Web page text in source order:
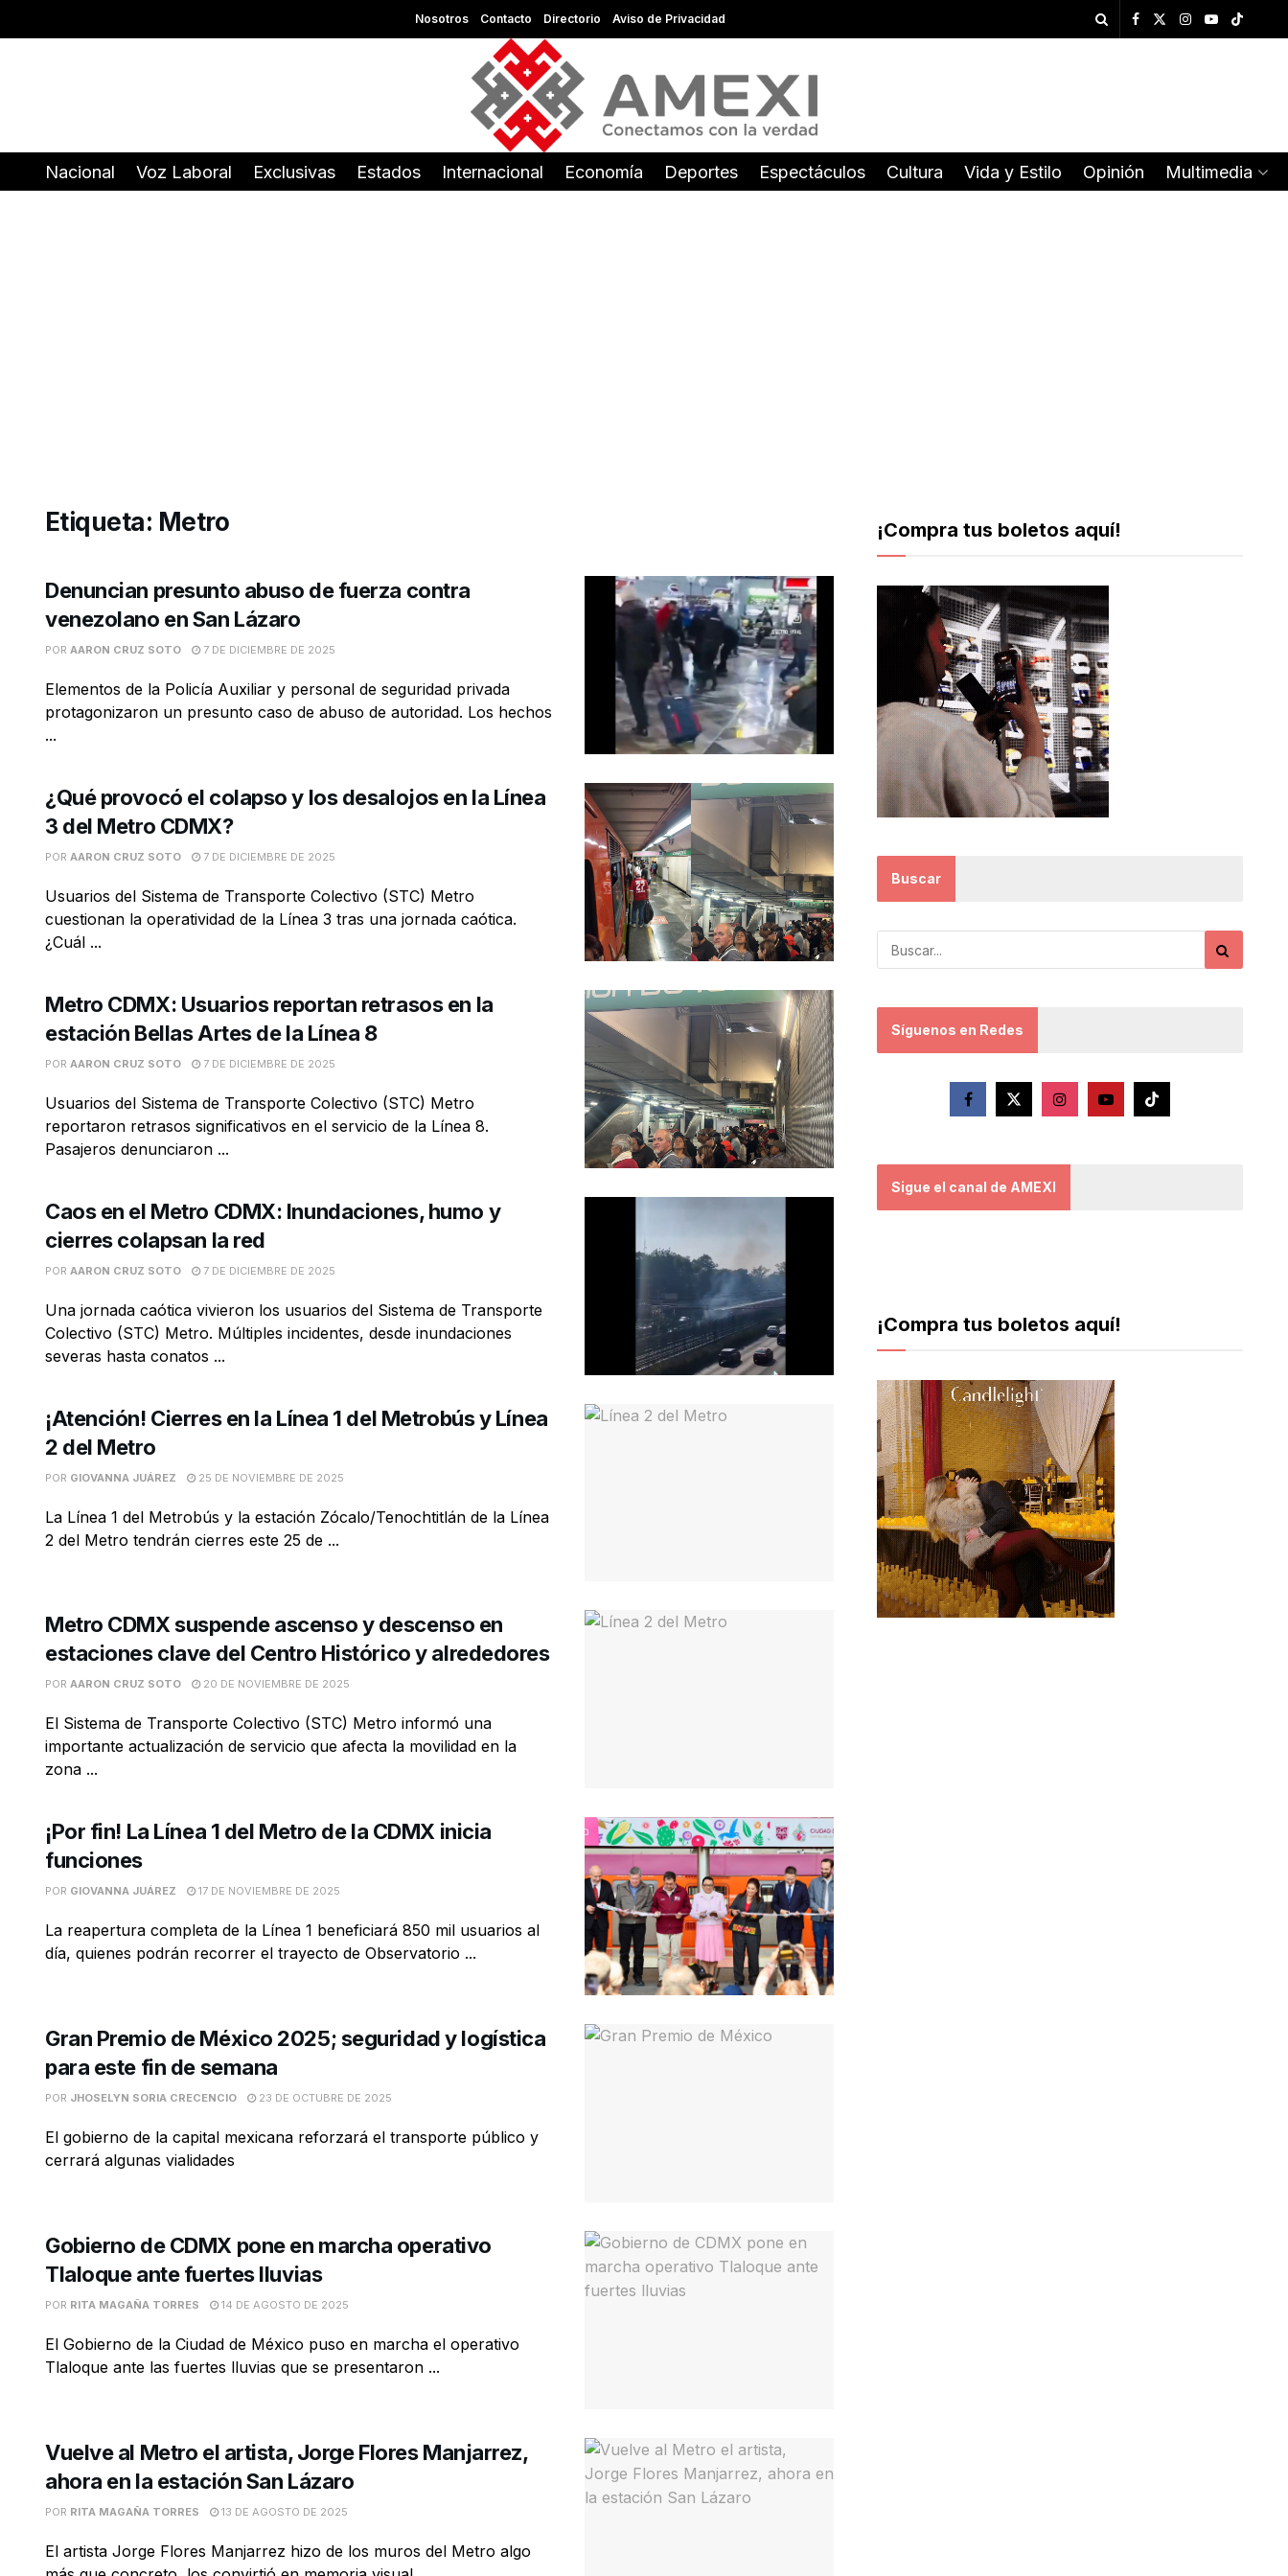
Nosotros Contacto Directorio Aviso de Privacidad
Nacional Voz Laboral Exclusivas Estados Internacional Economía Deportes Espectáculos Cultura Vida y Estilo Opinión Multimedia
Etiqueta: Metro
Denuncian presunto abuso de fuerza contra
venezolano en San Lázaro
POR AARON CRUZ SOTO 7 DE DICIEMBRE DE 2025
Elementos de la Policía Auxiliar y personal de seguridad privada
protagonizaron un presunto caso de abuso de autoridad. Los hechos
...
¿Qué provocó el colapso y los desalojos en la Línea
3 del Metro CDMX?
POR AARON CRUZ SOTO 7 DE DICIEMBRE DE 2025
Usuarios del Sistema de Transporte Colectivo (STC) Metro
cuestionan la operatividad de la Línea 3 tras una jornada caótica.
¿Cuál ...
Metro CDMX: Usuarios reportan retrasos en la
estación Bellas Artes de la Línea 8
POR AARON CRUZ SOTO 7 DE DICIEMBRE DE 2025
Usuarios del Sistema de Transporte Colectivo (STC) Metro
reportaron retrasos significativos en el servicio de la Línea 8.
Pasajeros denunciaron ...
Caos en el Metro CDMX: Inundaciones, humo y
cierres colapsan la red
POR AARON CRUZ SOTO 7 DE DICIEMBRE DE 2025
Una jornada caótica vivieron los usuarios del Sistema de Transporte
Colectivo (STC) Metro. Múltiples incidentes, desde inundaciones
severas hasta conatos ...
¡Atención! Cierres en la Línea 1 del Metrobús y Línea
2 del Metro
POR GIOVANNA JUÁREZ 25 DE NOVIEMBRE DE 2025
La Línea 1 del Metrobús y la estación Zócalo/Tenochtitlán de la Línea
2 del Metro tendrán cierres este 25 de ...
Metro CDMX suspende ascenso y descenso en
estaciones clave del Centro Histórico y alrededores
POR AARON CRUZ SOTO 20 DE NOVIEMBRE DE 2025
El Sistema de Transporte Colectivo (STC) Metro informó una
importante actualización de servicio que afecta la movilidad en la
zona ...
¡Por fin! La Línea 1 del Metro de la CDMX inicia
funciones
POR GIOVANNA JUÁREZ 17 DE NOVIEMBRE DE 2025
La reapertura completa de la Línea 1 beneficiará 850 mil usuarios al
día, quienes podrán recorrer el trayecto de Observatorio ...
Gran Premio de México 2025; seguridad y logística
para este fin de semana
POR JHOSELYN SORIA CRECENCIO 23 DE OCTUBRE DE 2025
El gobierno de la capital mexicana reforzará el transporte público y
cerrará algunas vialidades
Gobierno de CDMX pone en marcha operativo
Tlaloque ante fuertes lluvias
POR RITA MAGAÑA TORRES 14 DE AGOSTO DE 2025
El Gobierno de la Ciudad de México puso en marcha el operativo
Tlaloque ante las fuertes lluvias que se presentaron ...
Vuelve al Metro el artista, Jorge Flores Manjarrez,
ahora en la estación San Lázaro
POR RITA MAGAÑA TORRES 13 DE AGOSTO DE 2025
El artista Jorge Flores Manjarrez hizo de los muros del Metro algo
¡Compra tus boletos aquí!
Buscar
Síguenos en Redes
Sigue el canal de AMEXI
¡Compra tus boletos aquí!